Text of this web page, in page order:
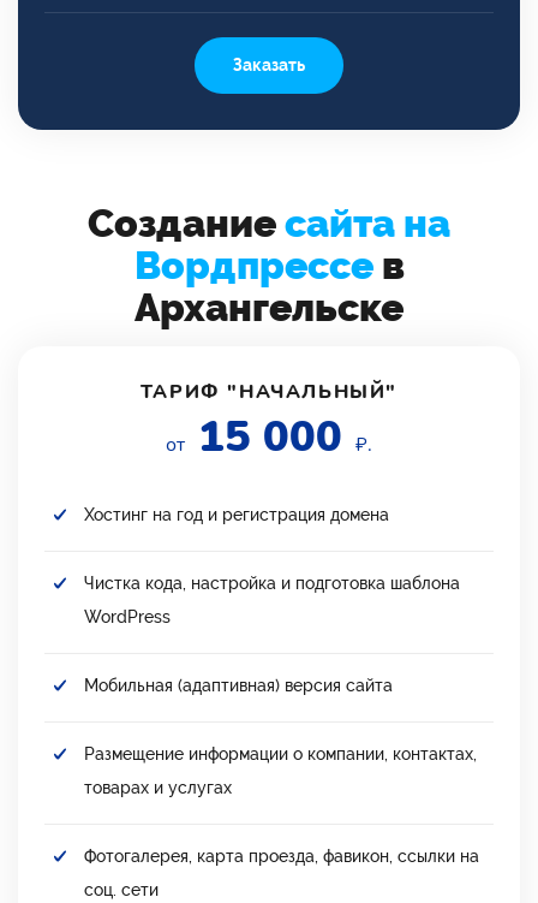
Заказать
Созданиесайта на
Вордпрессев
Архангельске
ТАРИФ "НАЧАЛЬНЫЙ"
от 15 000 ₽.
Хостинг на год и регистрация домена
Чистка кода, настройка и подготовка шаблона
WordPress
Мобильная (адаптивная) версия сайта
Размещение информации о компании, контактах,
товарах и услугах
Фотогалерея, карта проезда, фавикон, ссылки на
соц. сети